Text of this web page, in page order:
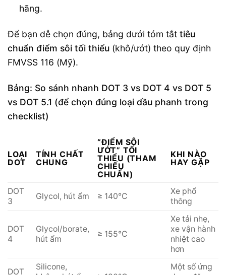
hãng.
Để bạn dễ chọn đúng, bảng dưới tóm tắt tiêu
chuẩn điểm sôi tối thiểu (khô/ướt) theo quy định
FMVSS 116 (Mỹ).
Bảng: So sánh nhanh DOT 3 vs DOT 4 vs DOT 5
vs DOT 5.1 (để chọn đúng loại dầu phanh trong
checklist)
LOẠI
DOT
TÍNH CHẤT
CHUNG
“ĐIỂM SÔI
ƯỚT” TỐI
THIỂU (THAM
CHIẾU
CHUẨN)
KHI NÀO
HAY GẶP
DOT
3
Glycol, hút ẩm ≥ 140°C
Xe phổ
thông
DOT
4
Glycol/borate,
hút ẩm
≥ 155°C
Xe tải nhẹ,
xe vận hành
nhiệt cao
hơn
DOT
Silicone,
Một số ứng